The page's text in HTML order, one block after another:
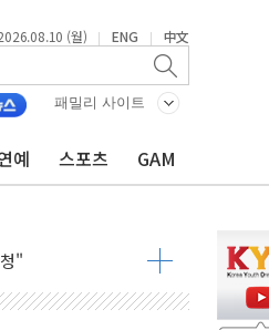
(월) | ENG | 中文
패밀리 사이트
예 스포츠 GAM
야"
검토